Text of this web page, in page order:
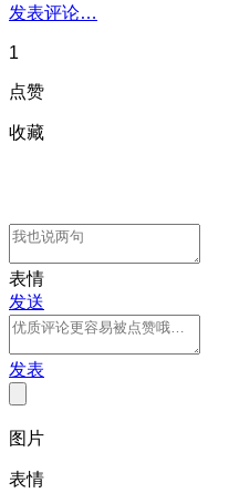
发表评论…
1
点赞
收藏
表情
发送
发表
图片
表情